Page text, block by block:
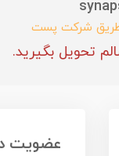
طریق شرکت پست
تحویل بگیرید.
عضویت